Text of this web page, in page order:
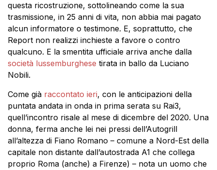
questa ricostruzione, sottolineando come la sua
trasmissione, in 25 anni di vita, non abbia mai pagato
alcun informatore o testimone. E, soprattutto, che
Report non realizzi inchieste a favore o contro
qualcuno. E la smentita ufficiale arriva anche dalla
società lussemburghese tirata in ballo da Luciano
Nobili.
Come già raccontato ieri, con le anticipazioni della
puntata andata in onda in prima serata su Rai3,
quell’incontro risale al mese di dicembre del 2020. Una
donna, ferma anche lei nei pressi dell’Autogrill
all’altezza di Fiano Romano – comune a Nord-Est della
capitale non distante dall’autostrada A1 che collega
proprio Roma (anche) a Firenze) – nota un uomo che